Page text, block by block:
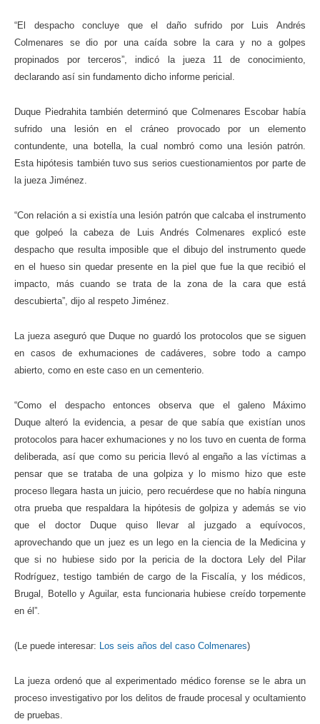
“El despacho concluye que el daño sufrido por Luis Andrés
Colmenares
se dio por una caída sobre la cara y no a golpes
propinados por terceros”, indicó la jueza 11 de conocimiento,
declarando así sin fundamento dicho informe pericial.
Duque Piedrahita también determinó que Colmenares Escobar había
sufrido una lesión en el cráneo provocado por un elemento
contundente, una botella, la cual nombró como una lesión patrón.
Esta hipótesis también tuvo sus serios cuestionamientos por parte de
la jueza Jiménez.
“Con relación a si existía una lesión patrón que calcaba el instrumento
que golpeó la cabeza de Luis Andrés Colmenares explicó este
despacho que resulta imposible que el dibujo del instrumento quede
en el hueso sin quedar presente en la piel que fue la que recibió el
impacto, más cuando se trata de la zona de la cara que está
descubierta”, dijo al respeto Jiménez.
La jueza aseguró que Duque no guardó los protocolos que se siguen
en casos de exhumaciones de cadáveres, sobre todo a campo
abierto, como en este caso en un cementerio.
“Como el despacho entonces observa que el galeno Máximo
Duque alteró la evidencia, a pesar de que sabía que existían unos
protocolos para hacer exhumaciones y no los tuvo en cuenta de forma
deliberada, así que como su pericia llevó al engaño a las víctimas a
pensar que se trataba de una golpiza y lo mismo hizo que este
proceso llegara hasta un juicio, pero recuérdese que no había ninguna
otra prueba que respaldara la hipótesis de golpiza y además se vio
que el doctor Duque quiso llevar al juzgado a equívocos,
aprovechando que un juez es un lego en la ciencia de la Medicina y
que si no hubiese sido por la pericia de la doctora Lely del Pilar
Rodríguez, testigo también de cargo de la Fiscalía, y los médicos,
Brugal, Botello y Aguilar, esta funcionaria hubiese creído torpemente
en él”.
(Le puede interesar: Los seis años del caso Colmenares)
La jueza ordenó que al experimentado médico forense se le abra un
proceso investigativo por los delitos de fraude procesal y ocultamiento
de pruebas.